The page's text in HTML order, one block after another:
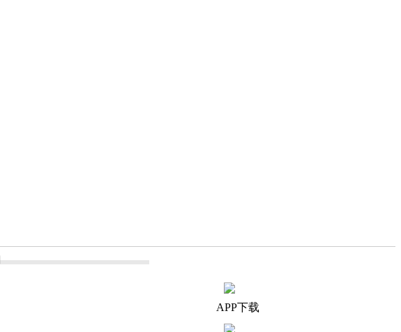
APP下载